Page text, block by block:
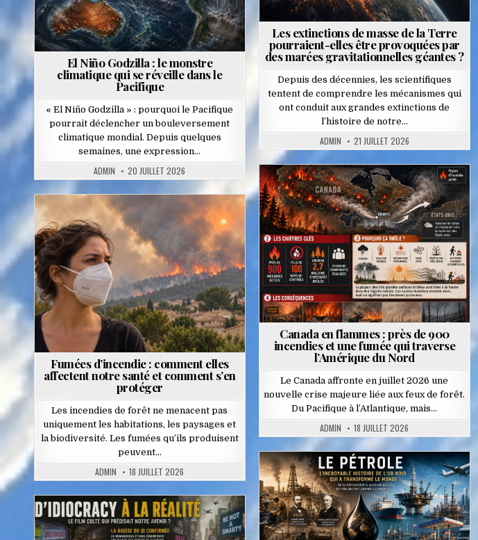
Les extinctions de masse de la Terre
pourraient-elles être provoquées par
des marées gravitationnelles géantes ?
Depuis des décennies, les scientifiques
tentent de comprendre les mécanismes qui
ont conduit aux grandes extinctions de
l’histoire de notre…
ADMIN 21 JUILLET 2026
El Niño Godzilla : le monstre
climatique qui se réveille dans le
Pacifique
« El Niño Godzilla » : pourquoi le Pacifique
pourrait déclencher un bouleversement
climatique mondial. Depuis quelques
semaines, une expression…
ADMIN 20 JUILLET 2026
Posted
in
Canada en flammes : près de 900
incendies et une fumée qui traverse
l’Amérique du Nord
Le Canada affronte en juillet 2026 une
nouvelle crise majeure liée aux feux de forêt.
Du Pacifique à l’Atlantique, mais…
ADMIN 18 JUILLET 2026
Posted
in
Fumées d’incendie : comment elles
affectent notre santé et comment s’en
protéger
Les incendies de forêt ne menacent pas
uniquement les habitations, les paysages et
la biodiversité. Les fumées qu’ils produisent
peuvent…
ADMIN 18 JUILLET 2026
Posted
in
Posted